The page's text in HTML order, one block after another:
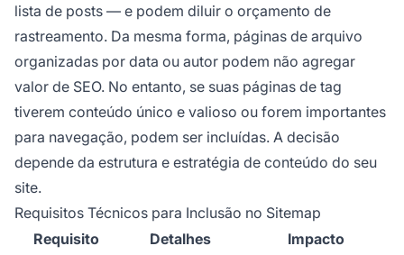
lista de posts — e podem diluir o orçamento de
rastreamento. Da mesma forma, páginas de arquivo
organizadas por data ou autor podem não agregar
valor de SEO. No entanto, se suas páginas de tag
tiverem conteúdo único e valioso ou forem importantes
para navegação, podem ser incluídas. A decisão
depende da estrutura e estratégia de conteúdo do seu
site.
Requisitos Técnicos para Inclusão no Sitemap
Requisito
Detalhes Impacto